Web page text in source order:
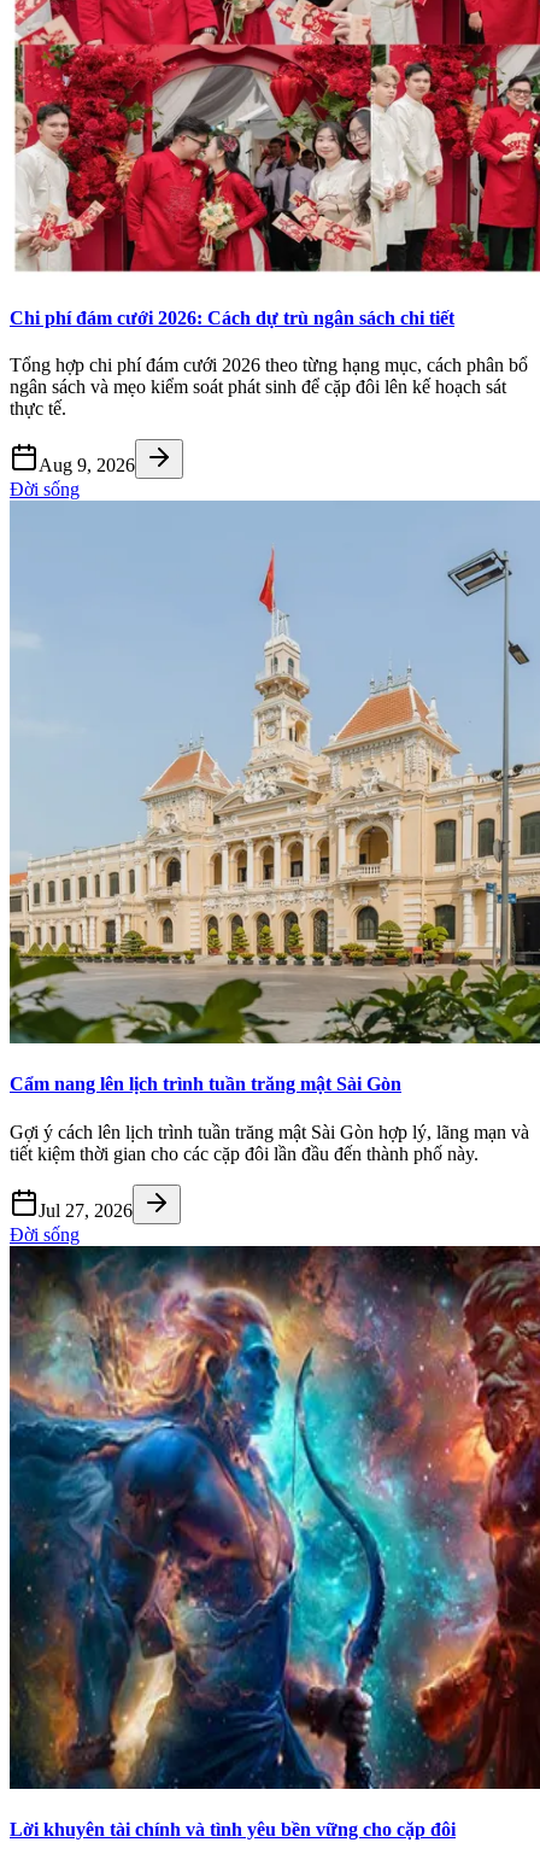
Chi phí đám cưới 2026: Cách dự trù ngân sách chi tiết
Tổng hợp chi phí đám cưới 2026 theo từng hạng mục, cách phân bổ
ngân sách và mẹo kiểm soát phát sinh để cặp đôi lên kế hoạch sát
thực tế.
Aug 9, 2026
Đời sống
Cẩm nang lên lịch trình tuần trăng mật Sài Gòn
Gợi ý cách lên lịch trình tuần trăng mật Sài Gòn hợp lý, lãng mạn và
tiết kiệm thời gian cho các cặp đôi lần đầu đến thành phố này.
Jul 27, 2026
Đời sống
Lời khuyên tài chính và tình yêu bền vững cho cặp đôi